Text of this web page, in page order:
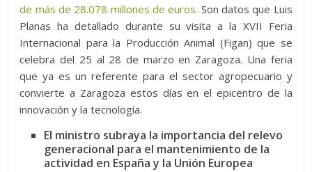
de más de 28.078 millones de euros. Son datos que Luis
Planas ha detallado durante su visita a la XVII Feria
Internacional para la Producción Animal (Figan) que se
celebra del 25 al 28 de marzo en Zaragoza. Una feria
que ya es un referente para el sector agropecuario y
convierte a Zaragoza estos días en el epicentro de la
innovación y la tecnología.
El ministro subraya la importancia del relevo
generacional para el mantenimiento de la
actividad en España y la Unión Europea